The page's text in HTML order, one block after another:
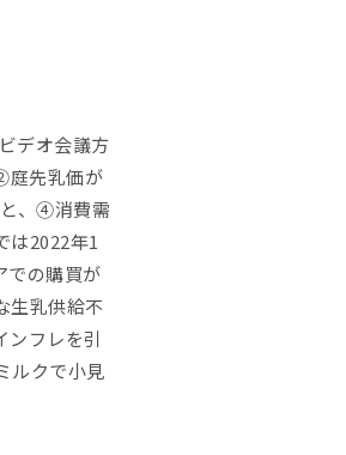
デオ会議方
庭先乳価が
、④消費需
は2022年1
での購買が
生乳供給不
フレを引
ルクで小見